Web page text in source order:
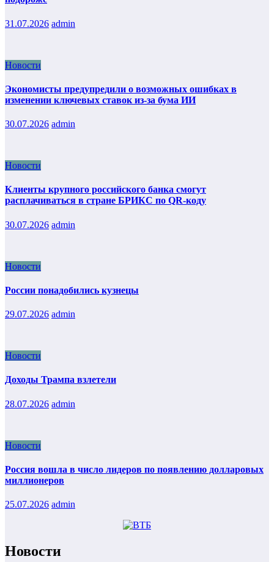
31.07.2026 admin
Новости
Экономисты предупредили о возможных ошибках в
изменении ключевых ставок из-за бума ИИ
30.07.2026 admin
Новости
Клиенты крупного российского банка смогут
расплачиваться в стране БРИКС по QR-коду
30.07.2026 admin
Новости
России понадобились кузнецы
29.07.2026 admin
Новости
Доходы Трампа взлетели
28.07.2026 admin
Новости
Россия вошла в число лидеров по появлению долларовых
миллионеров
25.07.2026 admin
Новости